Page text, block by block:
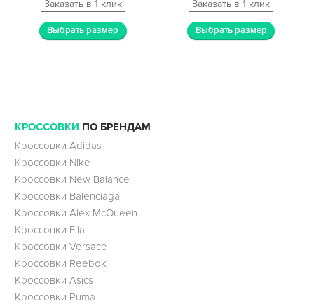
Заказать в 1 клик
Выбрать размер
Заказать в 1 клик
Выбрать размер
КРОССОВКИ ПО БРЕНДАМ
Кроссовки Adidas
Кроссовки Nike
Кроссовки New Balance
Кроссовки Balenciaga
Кроссовки Alex McQueen
Кроссовки Fila
Кроссовки Versace
Кроссовки Reebok
Кроссовки Asics
Кроссовки Puma